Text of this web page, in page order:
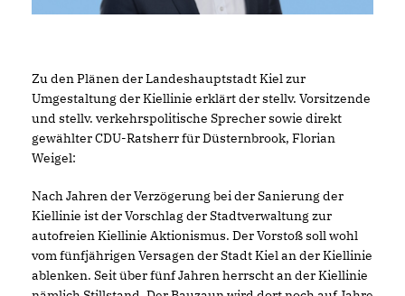
Zu den Plänen der Landeshauptstadt Kiel zur
Umgestaltung der Kiellinie erklärt der stellv. Vorsitzende
und stellv. verkehrspolitische Sprecher sowie direkt
gewählter CDU-Ratsherr für Düsternbrook, Florian
Weigel:
Nach Jahren der Verzögerung bei der Sanierung der
Kiellinie ist der Vorschlag der Stadtverwaltung zur
autofreien Kiellinie Aktionismus. Der Vorstoß soll wohl
vom fünfjährigen Versagen der Stadt Kiel an der Kiellinie
ablenken. Seit über fünf Jahren herrscht an der Kiellinie